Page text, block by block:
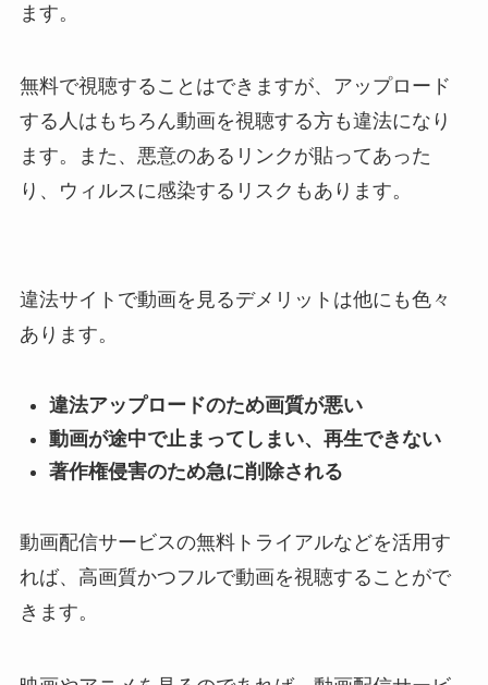
ます。
無料で視聴することはできますが、アップロード
する人はもちろん動画を視聴する方も違法になり
ます。また、悪意のあるリンクが貼ってあった
り、ウィルスに感染するリスクもあります。
違法サイトで動画を見るデメリットは他にも色々
あります。
違法アップロードのため画質が悪い
動画が途中で止まってしまい、再生できない
著作権侵害のため急に削除される
動画配信サービスの無料トライアルなどを活用す
れば、高画質かつフルで動画を視聴することがで
きます。